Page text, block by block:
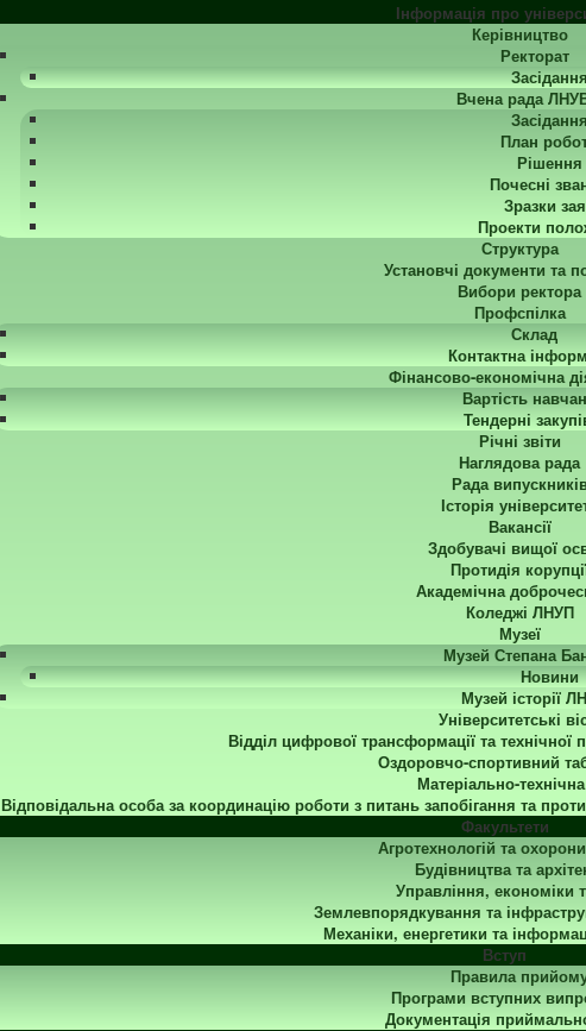
Інформація про
Керівництво
Ректорат
Вчена рада
Засідання
План
Рішення
Почесні
Зразки
Проекти
Структура
Установчі документи та
Вибори ректора
Профспілка
Склад
Контактна
Фінансово-економічна
Вартість
Тендерні
Річні звіти
Наглядова рада
Рада
Історія
Вакансії
Здобувачі вищої
Протидія
Академічна
Коледжі ЛНУП
Музеї
Музей Степана
Новини
Музей історії
Університетські
Відділ цифрової трансформації та технічної
Оздоровчо-спортивний
Матеріально-
Відповідальна особа за координацію роботи з питань запобігання та
Факультети
Агротехнологій та
Будівництва та
Управління, економіки
Землевпорядкування та
Механіки, енергетики та
Вступ
Правила
Програми вступних
Документація